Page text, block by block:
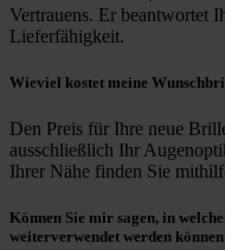
Vertrauens. Er beantwortet
Lieferfähigkeit.
Wieviel kostet meine
Den Preis für Ihre neue
ausschließlich Ihr
Ihrer Nähe finden Sie
Können Sie mir sagen, in
weiterverwendet werden